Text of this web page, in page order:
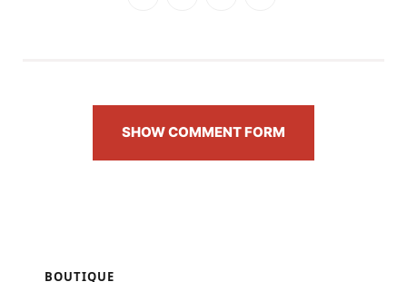
SHOW COMMENT FORM
BOUTIQUE